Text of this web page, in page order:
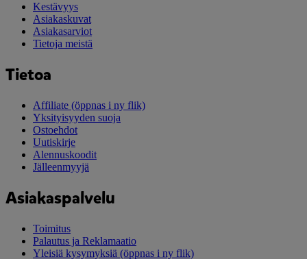
Kestävyys
Asiakaskuvat
Asiakasarviot
Tietoja meistä
Tietoa
Affiliate (öppnas i ny flik)
Yksityisyyden suoja
Ostoehdot
Uutiskirje
Alennuskoodit
Jälleenmyyjä
Asiakaspalvelu
Toimitus
Palautus ja Reklamaatio
Yleisiä kysymyksiä (öppnas i ny flik)